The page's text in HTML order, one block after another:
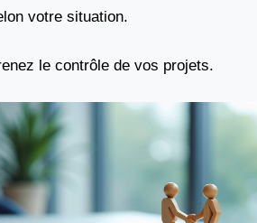
votre situation.
le contrôle de vos projets.